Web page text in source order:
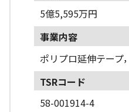
5億5,595万円
事業内容
ポリプロ延伸テープ
TSRコード
58-001914-4